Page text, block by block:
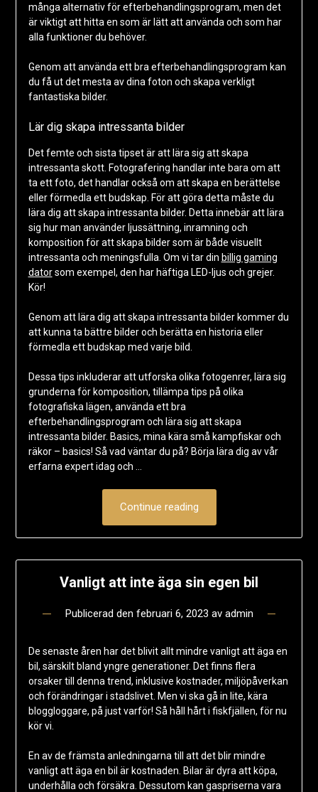
många alternativ för efterbehandlingsprogram, men det
är viktigt att hitta en som är lätt att använda och som har
alla funktioner du behöver.
Genom att använda ett bra efterbehandlingsprogram kan
du få ut det mesta av dina foton och skapa verkligt
fantastiska bilder.
Lär dig skapa intressanta bilder
Det femte och sista tipset är att lära sig att skapa
intressanta skott. Fotografering handlar inte bara om att
ta ett foto, det handlar också om att skapa en berättelse
eller förmedla ett budskap. För att göra detta måste du
lära dig att skapa intressanta bilder. Detta innebär att lära
sig hur man använder ljussättning, inramning och
komposition för att skapa bilder som är både visuellt
intressanta och meningsfulla. Om vi tar din billig gaming
datorsom exempel, den har häftiga LED-ljus och grejer.
Kör!
Genom att lära dig att skapa intressanta bilder kommer du
att kunna ta bättre bilder och berätta en historia eller
förmedla ett budskap med varje bild.
Dessa tips inkluderar att utforska olika fotogenrer, lära sig
grunderna för komposition, tillämpa tips på olika
fotografiska lägen, använda ett bra
efterbehandlingsprogram och lära sig att skapa
intressanta bilder. Basics, mina kära små kampfiskar och
räkor – basics! Så vad väntar du på? Börja lära dig av vår
erfarna expert idag och …
Continue reading
Vanligt att inte äga sin egen bil
Publicerad den februari 6, 2023 av admin
De senaste åren har det blivit allt mindre vanligt att äga en
bil, särskilt bland yngre generationer. Det finns flera
orsaker till denna trend, inklusive kostnader, miljöpåverkan
och förändringar i stadslivet. Men vi ska gå in lite, kära
bloggloggare, på just varför! Så håll hårt i fiskfjällen, för nu
kör vi.
En av de främsta anledningarna till att det blir mindre
vanligt att äga en bil är kostnaden. Bilar är dyra att köpa,
underhålla och försäkra. Dessutom kan gaspriserna vara